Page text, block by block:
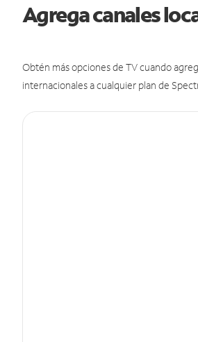
Agrega canales
Obtén más opciones de TV cuando
internacionales a cualquier plan de